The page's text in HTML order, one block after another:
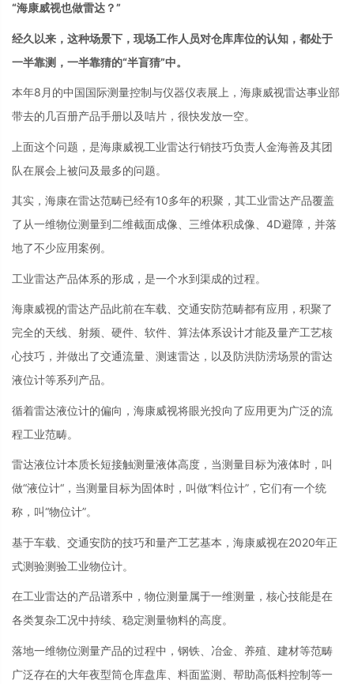
“海康威视也做雷达？”
经久以来，这种场景下，现场工作人员对仓库库位的认知，都处于
一半靠测，一半靠猜的“半盲猜”中。
本年8月的中国国际测量控制与仪器仪表展上，海康威视雷达事业部
带去的几百册产品手册以及咭片，很快发放一空。
上面这个问题，是海康威视工业雷达行销技巧负责人金海善及其团
队在展会上被问及最多的问题。
其实，海康在雷达范畴已经有10多年的积聚，其工业雷达产品覆盖
了从一维物位测量到二维截面成像、三维体积成像、4D避障，并落
地了不少应用案例。
工业雷达产品体系的形成，是一个水到渠成的过程。
海康威视的雷达产品此前在车载、交通安防范畴都有应用，积聚了
完全的天线、射频、硬件、软件、算法体系设计才能及量产工艺核
心技巧，并做出了交通流量、测速雷达，以及防洪防涝场景的雷达
液位计等系列产品。
循着雷达液位计的偏向，海康威视将眼光投向了应用更为广泛的流
程工业范畴。
雷达液位计本质长短接触测量液体高度，当测量目标为液体时，叫
做“液位计“，当测量目标为固体时，叫做“料位计”，它们有一个统
称，叫“物位计”。
基于车载、交通安防的技巧和量产工艺基本，海康威视在2020年正
式测验测验工业物位计。
在工业雷达的产品谱系中，物位测量属于一维测量，核心技能是在
各类复杂工况中持续、稳定测量物料的高度。
落地一维物位测量产品的过程中，钢铁、冶金、养殖、建材等范畴
广泛存在的大年夜型筒仓库盘库、料面监测、帮助高低料控制等一